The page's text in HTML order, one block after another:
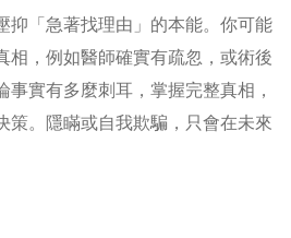
抑「急著找理由」的本能。你可能
相，例如醫師確實有疏忽，或術後
實有多麼刺耳，掌握完整真相，
策。隱瞞或自我欺騙，只會在未來